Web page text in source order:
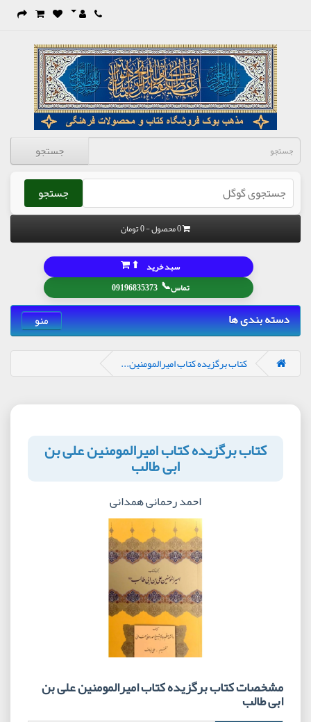
جستجو
جستجو
0 محصول - 0 تومان
تماس📞
09196835373
سبد خرید ⬆
دسته بندی ها منو
کتاب برگزیده کتاب امیرالمومنین...
کتاب برگزیده کتاب امیرالمومنین علی بن
ابی طالب
احمد رحمانی همدانی
مشخصات کتاب برگزیده کتاب امیرالمومنین علی بن
ابی طالب